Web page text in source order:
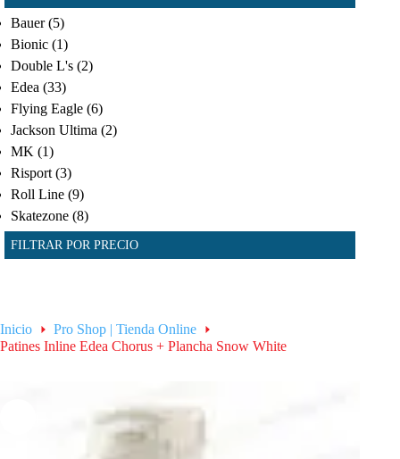
Inicio
Pro Shop | Tienda Online
Patines Inline Edea Chorus + Plancha Snow White
Bauer(5)
Bionic (1)
Double L's (2)
Edea (33)
Flying Eagle (6)
Jackson Ultima (2)
MK (1)
Risport (3)
Roll Line (9)
Skatezone (8)
FILTRAR POR PRECIO